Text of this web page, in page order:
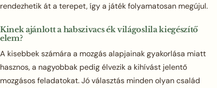
rendezhetik át a terepet, így a játék folyamatosan megújul.
Kinek ajánlott a habszivacs ék világoslila kiegészítő
elem?
A kisebbek számára a mozgás alapjainak gyakorlása miatt
hasznos, a nagyobbak pedig élvezik a kihívást jelentő
mozgásos feladatokat. Jó választás minden olyan család